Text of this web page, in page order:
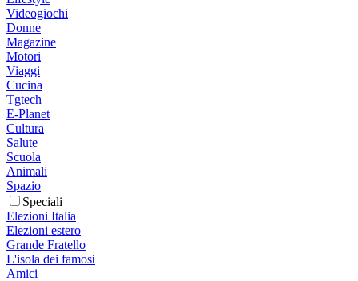
Videogiochi
Donne
Magazine
Motori
Viaggi
Cucina
Tgtech
E-Planet
Cultura
Salute
Scuola
Animali
Spazio
Speciali
Elezioni Italia
Elezioni estero
Grande Fratello
L'isola dei famosi
Amici